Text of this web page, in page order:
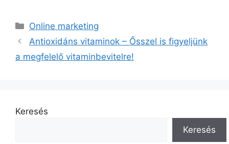
Kategória
Online marketing
Antioxidáns vitaminok – Ősszel is figyeljünk
a megfelelő vitaminbevitelre!
Keresés
Keresés